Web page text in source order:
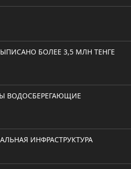
БОЛЕЕ 3,5 МЛН ТЕНГЕ
ВОДОСБЕРЕГАЮЩИЕ
ИНФРАСТРУКТУРА